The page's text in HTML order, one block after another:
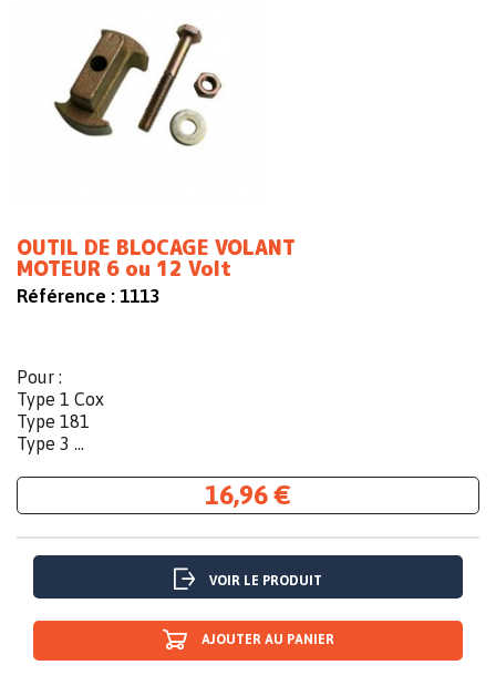
OUTIL DE BLOCAGE VOLANT
MOTEUR 6 ou 12 Volt
Référence : 1113
Pour :
Type 1 Cox
Type 181
Type 3 ...
16,96 €
VOIR LE PRODUIT
AJOUTER AU PANIER